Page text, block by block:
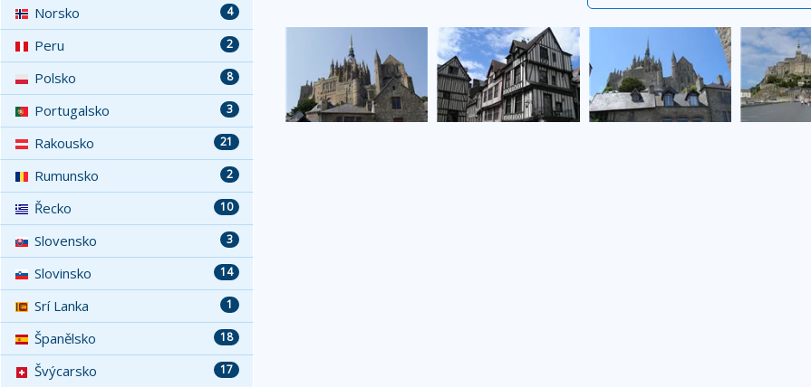
4
Norsko
2
Peru
8
Polsko
3
Portugalsko
21
Rakousko
2
Rumunsko
10
Řecko
3
Slovensko
14
Slovinsko
1
Srí Lanka
18
Španělsko
17
Švýcarsko